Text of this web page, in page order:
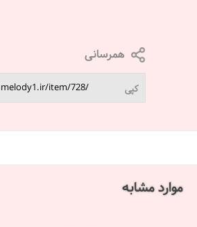
همرسانی
کپی
موارد مشابه